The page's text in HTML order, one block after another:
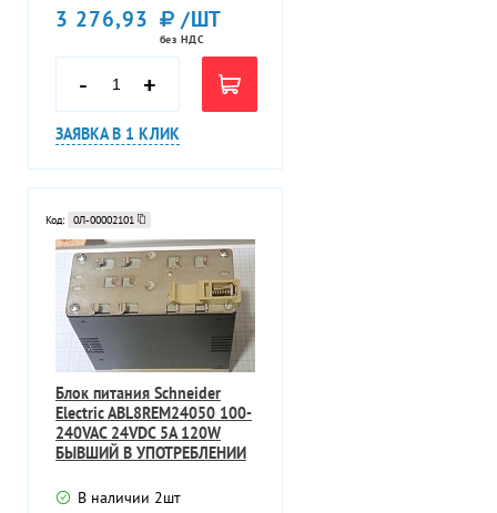
3 276,93 /ШТ
без НДС
- +
ЗАЯВКА В 1 КЛИК
Код: 0Л-00002101
Блок питания Schneider
Electric ABL8REM24050 100-
240VAC 24VDC 5A 120W
БЫВШИЙ В УПОТРЕБЛЕНИИ
В наличии 2шт